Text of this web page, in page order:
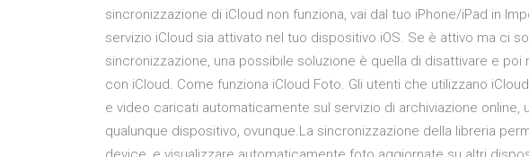
sincronizzazione di iCloud non funziona, vai dal tuo iPhone/iPad in
servizio iCloud sia attivato nel tuo dispositivo iOS. Se è attivo ma ci
sincronizzazione, una possibile soluzione è quella di disattivare e
con iCloud. Come funziona iCloud Foto. Gli utenti che utilizzano
e video caricati automaticamente sul servizio di archiviazione online,
qualunque dispositivo, ovunque.La sincronizzazione della libreria